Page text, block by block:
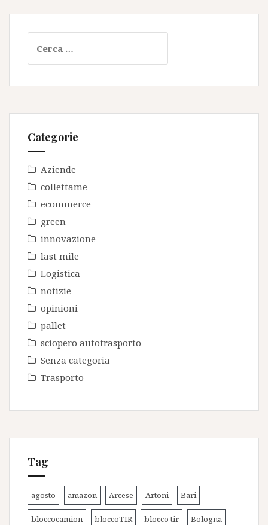
per:
Categorie
Aziende
collettame
ecommerce
green
innovazione
last mile
Logistica
notizie
opinioni
pallet
sciopero autotrasporto
Senza categoria
Trasporto
Tag
agosto amazon Arcese Artoni Bari
bloccocamion bloccoTIR blocco tir Bologna